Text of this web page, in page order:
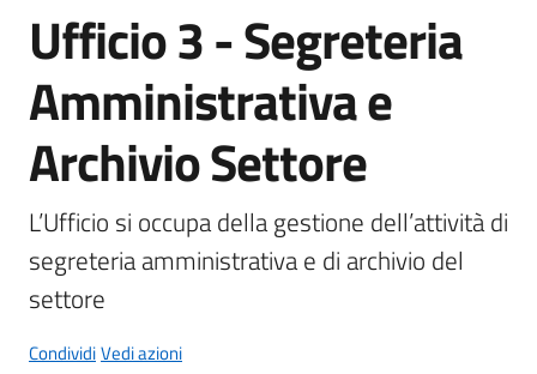
Servizi
Menu selezionato
Vivere
Vibo
Valentia
l
Salta al contenuto
Ufficio 3 - Segreteria
Amministrativa e
Archivio Settore
L’Ufficio si occupa della gestione dell’attività di
segreteria amministrativa e di archivio del
settore
CondividiVedi azioni